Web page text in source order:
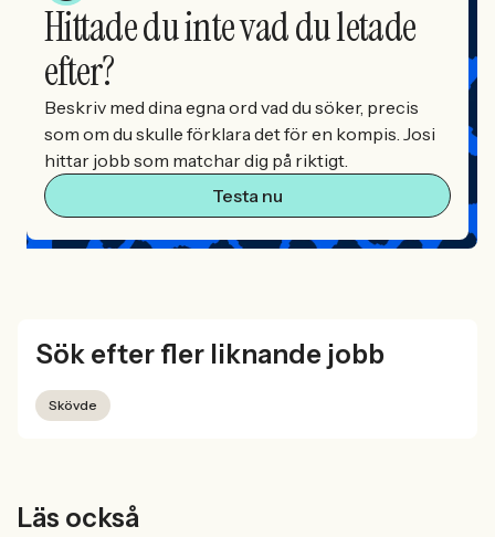
Hittade du inte vad du letade
efter?
Beskriv med dina egna ord vad du söker, precis
som om du skulle förklara det för en kompis. Josi
hittar jobb som matchar dig på riktigt.
Testa nu
Sök efter fler liknande jobb
Skövde
Läs också